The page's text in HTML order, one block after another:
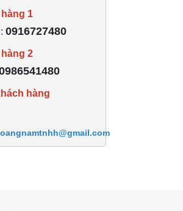
1
0916727480
2
hàng